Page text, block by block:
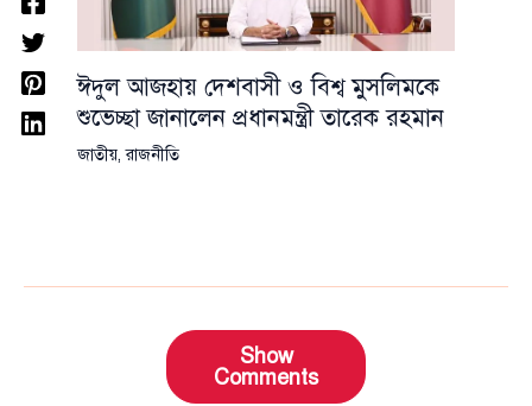
ঈদুল আজহায় দেশবাসী ও বিশ্ব মুসলিমকে
শুভেচ্ছা জানালেন প্রধানমন্ত্রী তারেক রহমান
জাতীয়,রাজনীতি
Show
Comments